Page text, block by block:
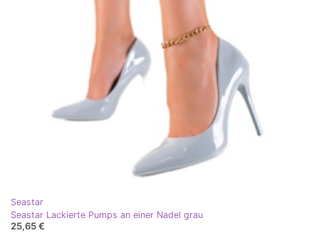
Seastar
Seastar Lackierte Pumps an einer Nadel grau
25,65 €